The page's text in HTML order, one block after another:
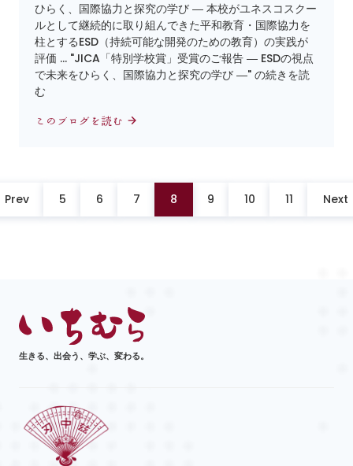
ひらく、国際協力と探究の学び ― 本校がユネスコスクー
ルとして継続的に取り組んできた平和教育・国際協力を
柱とするESD（持続可能な開発のための教育）の実践が
評価 … "JICA「特別学校賞」受賞のご報告 ― ESDの視点
で未来をひらく、国際協力と探究の学び ―" の続きを読
む
このブログを読む
Prev 5 6 7 8 9 10 11 Next
生きる、出会う、学ぶ、変わる。